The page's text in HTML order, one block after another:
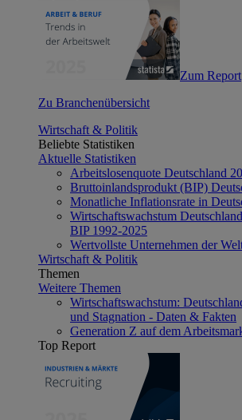
Zum Report
Zu Branchenübersicht
Wirtschaft & Politik
Beliebte Statistiken
Aktuelle Statistiken
Arbeitslosenquote Deutschland
Bruttoinlandsprodukt (BIP)
Monatliche Inflationsrate in
Wirtschaftswachstum
BIP 1992-2025
Wertvollste Unternehmen der
Wirtschaft & Politik
Themen
Weitere Themen
Wirtschaftswachstum:
und Stagnation - Daten & Fakten
Generation Z auf dem
Top Report